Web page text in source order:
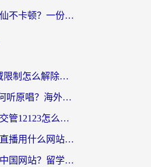
欧洲怎么玩新诛仙不卡顿？一份给海外游子的国服游戏畅玩指南
优酷手机app地域限制怎么解除？海外党亲测有效的追剧方案
全民K歌国外如何听原唱？海外党亲测有效的回国加速器选择指南
在海外如果使用交管12123怎么处理？留学生亲测有效的回国加速方案
海外看国内电视直播用什么网站比较好？一篇解决你所有追剧难题的实用指南
在国外如何打开中国网站？留学生与海外华人的无缝访问指南